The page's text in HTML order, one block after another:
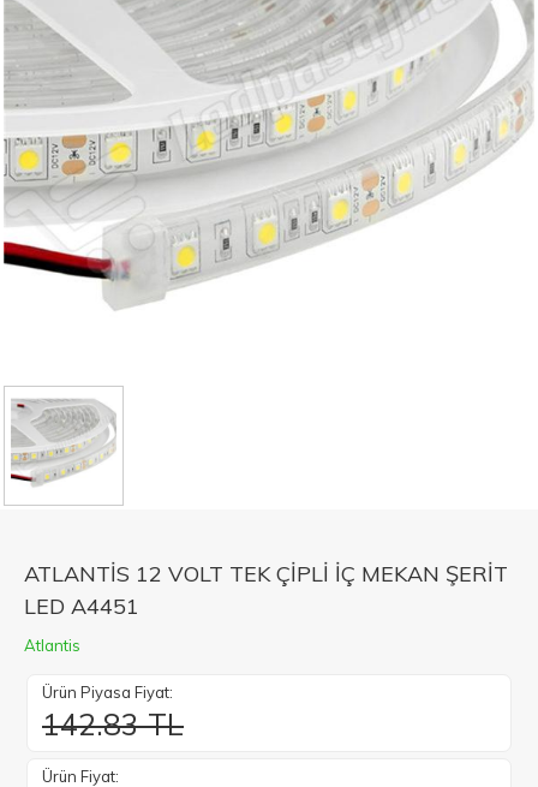
ATLANTİS 12 VOLT TEK ÇİPLİ İÇ MEKAN ŞERİT
LED A4451
Atlantis
Ürün Piyasa Fiyat:
142.83 TL
Ürün Fiyat: